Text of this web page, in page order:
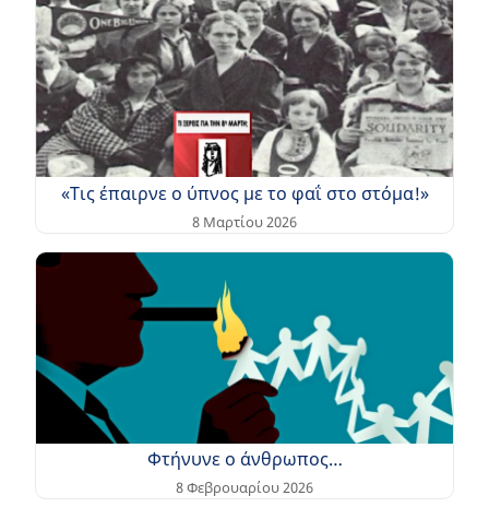
«Τις έπαιρνε ο ύπνος με το φαΐ στο στόμα!»
8 Μαρτίου 2026
Φτήνυνε ο άνθρωπος…
8 Φεβρουαρίου 2026